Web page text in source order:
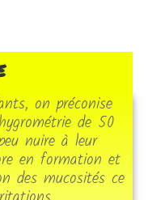
on préconise
de 50
nuire à leur
en formation et
des mucosités ce